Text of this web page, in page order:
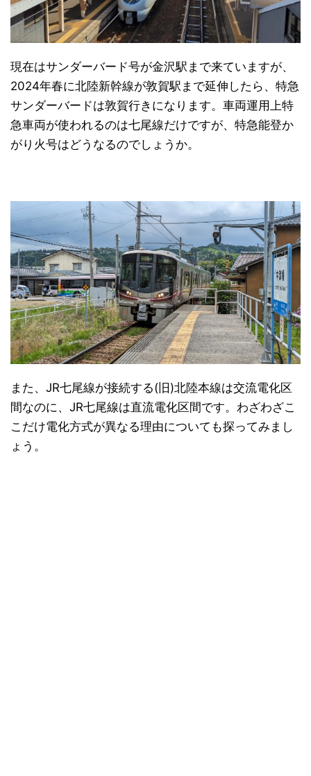
現在はサンダーバード号が金沢駅まで来ていますが、
2024年春に北陸新幹線が敦賀駅まで延伸したら、特急
サンダーバードは敦賀行きになります。車両運用上特
急車両が使われるのは七尾線だけですが、特急能登か
がり火号はどうなるのでしょうか。
また、JR七尾線が接続する(旧)北陸本線は交流電化区
間なのに、JR七尾線は直流電化区間です。わざわざこ
こだけ電化方式が異なる理由についても探ってみまし
ょう。